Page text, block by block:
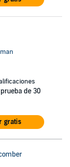
de 30
gratis